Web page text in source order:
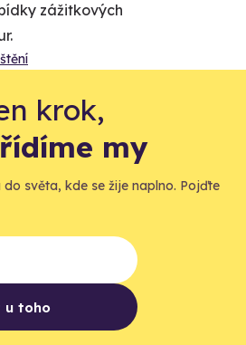
zážitkových
krok,
my
světa, kde se žije naplno. Pojďte
u toho